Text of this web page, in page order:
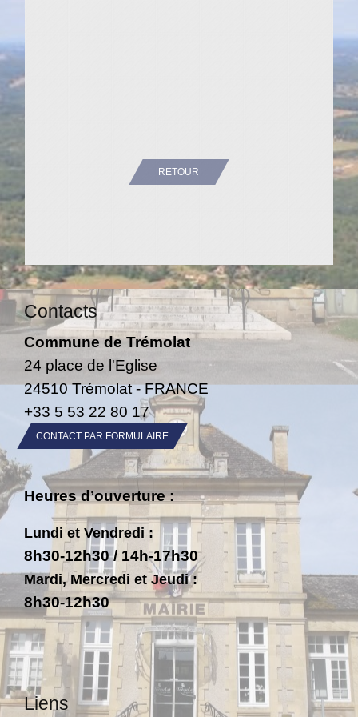
RETOUR
Contacts
Commune de Trémolat
24 place de l'Eglise
24510 Trémolat - FRANCE
+33 5 53 22 80 17
CONTACT PAR FORMULAIRE
Heures d’ouverture :
Lundi et Vendredi :
8h30-12h30 / 14h-17h30
Mardi, Mercredi et Jeudi :
8h30-12h30
Liens